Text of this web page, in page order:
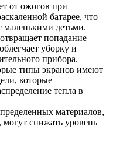
от ожогов при
батарее, что
маленькими детьми.
попадание
уборку и
прибора.
типы экранов имеют
которые
тепла в
материалов,
могут снижать уровень